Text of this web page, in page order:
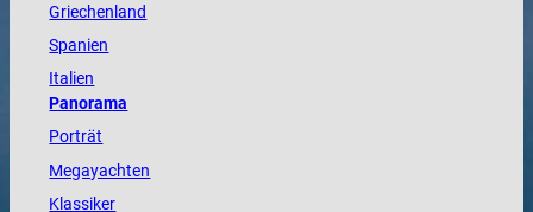
Griechenland
Spanien
Italien
Panorama
Porträt
Megayachten
Klassiker